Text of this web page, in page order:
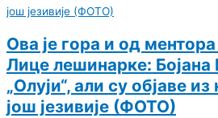
Ова је гора и од
Лице лешинарке: Бојана
„Олуји“, али су објаве
још језивије (ФОТО)